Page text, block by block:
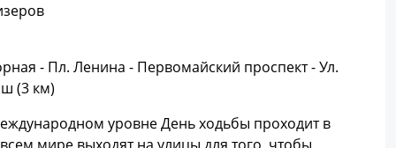
- Пл. Ленина - Первомайский проспект - Ул.
(3 км)
уровне День ходьбы проходит в